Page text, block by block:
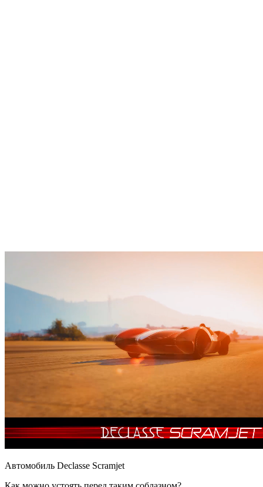
Автомобиль Declasse Scramjet